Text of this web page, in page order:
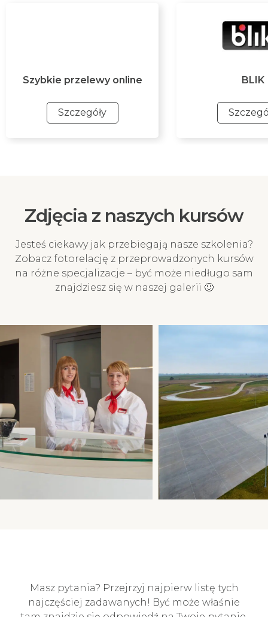
Szybkie przelewy online
Szczegóły
płatności gwarantuje
natychmiastowe księgowanie
Twojego zapisu na kurs!
BLIK
księgowanie
potwierdzenie
Zdjęcia z naszych kursów
Jesteś ciekawy jak przebiegają nasze szkolenia?
Zobacz fotorelację z przeprowadzonych kursów
na różne specjalizacje – być może niedługo sam
znajdziesz się w naszej galerii 🙂
Masz pytania? Przejrzyj najpierw listę tych
najczęściej zadawanych! Być może właśnie